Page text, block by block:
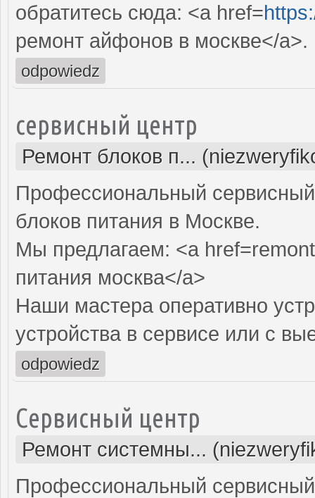
обратитесь сюда: <a href=
ремонт айфонов в москве</a>.
odpowiedz
сервисный центр
Ремонт блоков п...
Профессиональный
блоков питания в Москве.
Мы предлагаем: <a
питания москва</a>
Наши мастера оперативно
устройства в сервисе или с
odpowiedz
Сервисный центр
Ремонт системны...
Профессиональный